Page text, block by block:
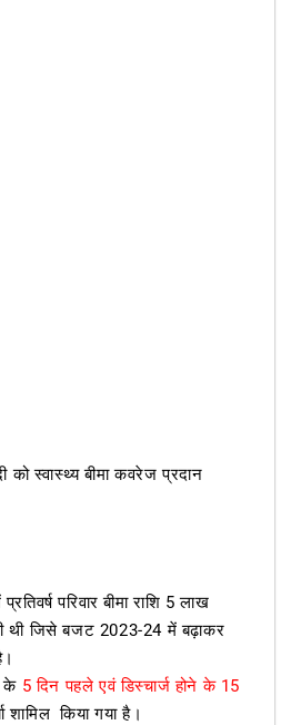
को स्वास्थ्य बीमा कवरेज प्रदान
परिवार बीमा राशि 5 लाख
थी जिसे बजट 2023-24 में बढ़ाकर
के 5 दिन पहले एवं डिस्चार्ज होने के 15
शामिल किया गया है।